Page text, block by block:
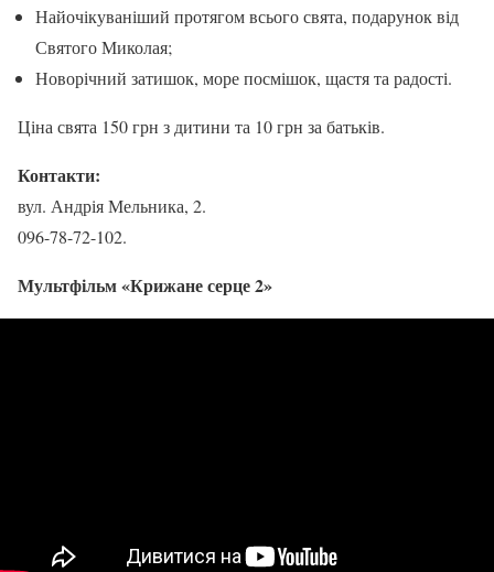
Найочікуваніший протягом всього свята, подарунок від
Святого Миколая;
Новорічний затишок, море посмішок, щастя та радості.
Ціна свята 150 грн з дитини та 10 грн за батьків.
Контакти:
вул. Андрія Мельника, 2.
096-78-72-102.
Мультфільм «Крижане серце 2»